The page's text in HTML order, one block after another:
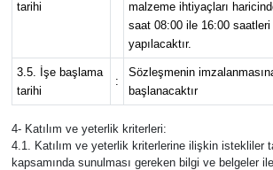
tarihi
malzeme ihtiyaçları
saat 08:00 ile 16:00 saatleri
yapılacaktır.
3.5. İşe başlama
tarihi
:
Sözleşmenin
başlanacaktır
4- Katılım ve yeterlik kriterleri:
4.1. Katılım ve yeterlik kriterlerine ilişkin istekliler
kapsamında sunulması gereken bilgi ve belgeler